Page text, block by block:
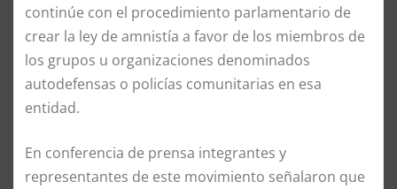
continúe con el procedimiento parlamentario de
crear la ley de amnistía a favor de los miembros de
los grupos u organizaciones denominados
autodefensas o policías comunitarias en esa
entidad.
En conferencia de prensa integrantes y
representantes de este movimiento señalaron que